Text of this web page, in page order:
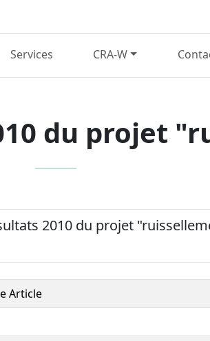
Services CRA-W
du projet
2010 du projet
Article